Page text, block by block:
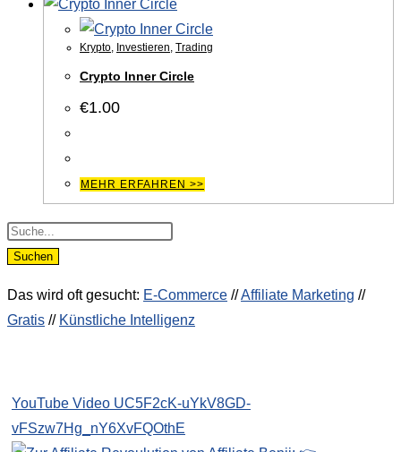
Krypto, Investieren, Trading
Crypto Inner Circle
€1.00
MEHR ERFAHREN >>
Products
search
Suchen
Das wird oft gesucht: E-Commerce //Affiliate Marketing //
Gratis // Künstliche Intelligenz
YouTube Video UC5F2cK-uYkV8GD-
vFSzw7Hg_nY6XvFQOthE